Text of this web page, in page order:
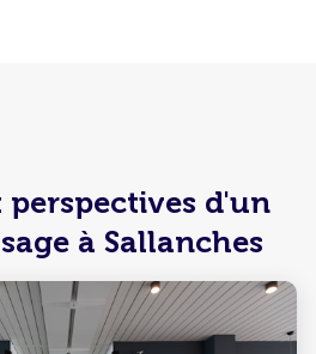
perspectives d'un
à Sallanches